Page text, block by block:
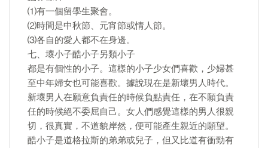
⑴有一個留學生聚會。
⑵時間是中秋節、元宵節或情人節。
⑶各自的愛人都不在身邊。
七、壞小子酷小子另類小子
都是有個性的小子。這樣的小子少女們喜歡，少婦甚
至中年婦女也可能喜歡。據說現在是新壞男人時代。
新壞男人在願意負責任的時候負點責任，在不願負責
任的時候絕不委屈自己。女人們感覺這樣的男人很親
切，很真實，不道貌岸然，便可能產生親近的願望。
酷小子是道格拉斯的弟弟或兒子，但又比道有衝勁有